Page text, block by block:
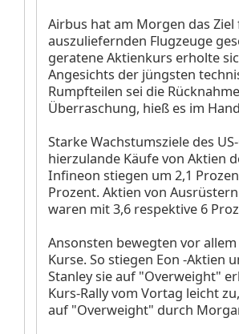
Airbus hat am Morgen das
auszuliefernden Flugzeuge
geratene Aktienkurs erholte
Angesichts der jüngsten
Rumpfteilen sei die
Überraschung, hieß es im
Starke Wachstumsziele des
hierzulande Käufe von Aktien
Infineon stiegen um 2,1
Prozent. Aktien von
waren mit 3,6 respektive 6
Ansonsten bewegten vor
Kurse. So stiegen Eon -Aktien
Stanley sie auf "Overweight"
Kurs-Rally vom Vortag leicht
auf "Overweight" durch